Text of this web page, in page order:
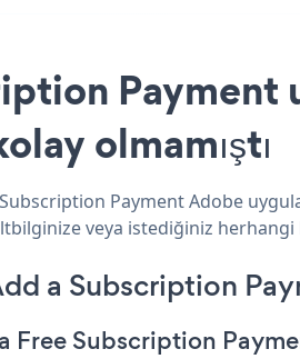
Payment
olmamıştı
Payment Adobe
veya istediğiniz
a Subscription
Free Subscription